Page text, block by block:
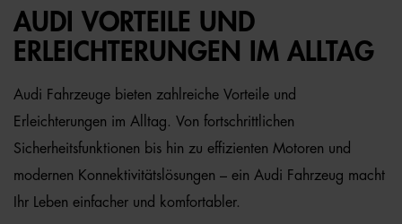
AUDI VORTEILE UND
ERLEICHTERUNGEN IM ALLTAG
Audi Fahrzeuge bieten zahlreiche Vorteile und
Erleichterungen im Alltag. Von fortschrittlichen
Sicherheitsfunktionen bis hin zu effizienten Motoren und
modernen Konnektivitätslösungen – ein Audi Fahrzeug macht
Ihr Leben einfacher und komfortabler.